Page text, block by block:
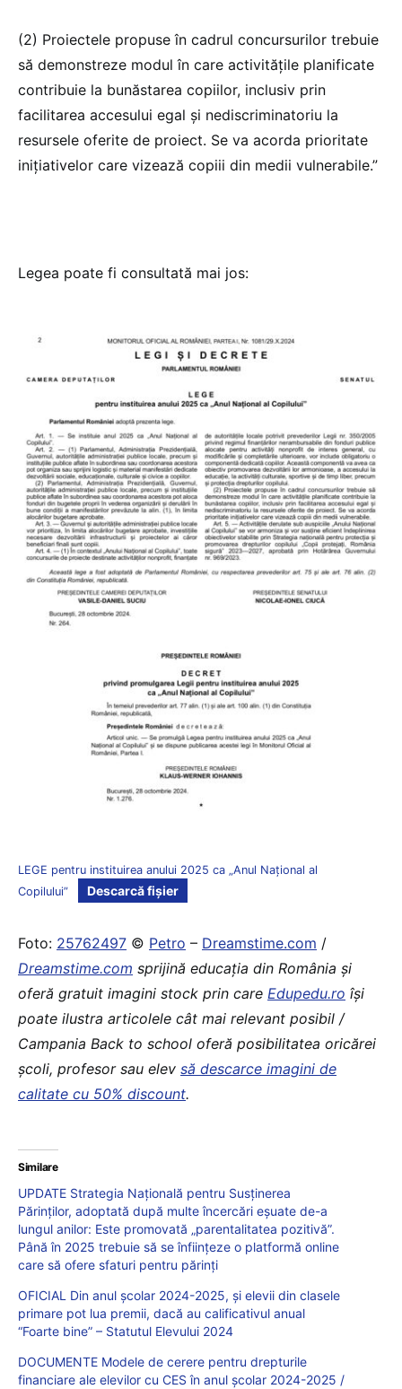
(2) Proiectele propuse în cadrul concursurilor trebuie
să demonstreze modul în care activitățile planificate
contribuie la bunăstarea copiilor, inclusiv prin
facilitarea accesului egal și nediscriminatoriu la
resursele oferite de proiect. Se va acorda prioritate
inițiativelor care vizează copiii din medii vulnerabile.”
Legea poate fi consultată mai jos:
LEGE pentru instituirea anului 2025 ca „Anul Național al
Copilului”
Descarcă fișier
Foto: 25762497 © Petro – Dreamstime.com /
Dreamstime.com sprijină educaţia din România şi
oferă gratuit imagini stock prin care Edupedu.ro îşi
poate ilustra articolele cât mai relevant posibil /
Campania Back to school oferă posibilitatea oricărei
școli, profesor sau elev să descarce imagini de
calitate cu 50% discount.
Similare
UPDATE Strategia Națională pentru Susținerea
Părinților, adoptată după multe încercări eșuate de-a
lungul anilor: Este promovată „parentalitatea pozitivă”.
Până în 2025 trebuie să se înființeze o platformă online
care să ofere sfaturi pentru părinți
OFICIAL Din anul școlar 2024-2025, și elevii din clasele
primare pot lua premii, dacă au calificativul anual
“Foarte bine” – Statutul Elevului 2024
DOCUMENTE Modele de cerere pentru drepturile
financiare ale elevilor cu CES în anul școlar 2024-2025 /